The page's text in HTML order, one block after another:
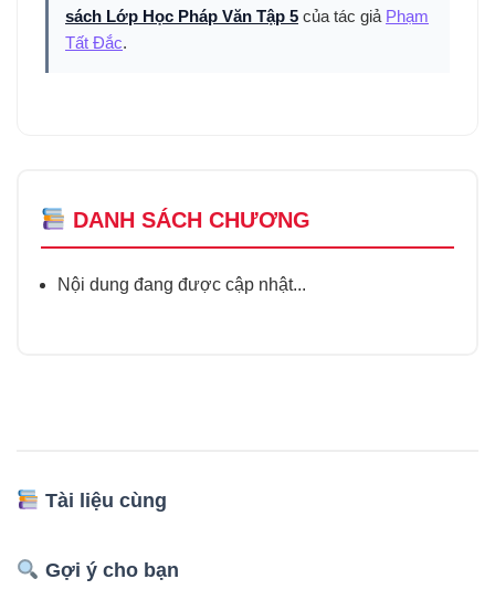
sách Lớp Học Pháp Văn Tập 5 của tác giả Phạm
Tất Đắc.
DANH SÁCH CHƯƠNG
Nội dung đang được cập nhật...
Tài liệu cùng
Gợi ý cho bạn